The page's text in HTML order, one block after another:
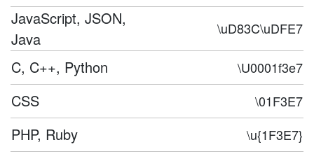
JavaScript, JSON,
Java
\uD83C\uDFE7
C, C++, Python \U0001f3e7
CSS \01F3E7
PHP, Ruby \u{1F3E7}